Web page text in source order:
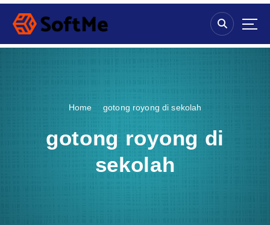
S
p
Home gotong royong di sekolah
gotong royong di
sekolah